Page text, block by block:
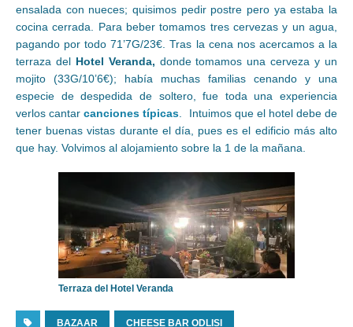
ensalada con nueces; quisimos pedir postre pero ya estaba la
cocina cerrada. Para beber tomamos tres cervezas y un agua,
pagando por todo 71’7G/23€. Tras la cena nos acercamos a la
terraza del Hotel Veranda, donde tomamos una cerveza y un
mojito (33G/10’6€); había muchas familias cenando y una
especie de despedida de soltero, fue toda una experiencia
verlos cantarcanciones típicas. Intuimos que el hotel debe de
tener buenas vistas durante el día, pues es el edificio más alto
que hay. Volvimos al alojamiento sobre la 1 de la mañana.
Terraza del Hotel Veranda
BAZAAR CHEESE BAR ODLISI